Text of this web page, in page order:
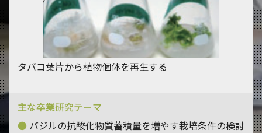
タバコ葉片から植物個体を再生する
主な卒業研究テーマ
バジルの抗酸化物質蓄積量を増やす栽培条件の検討